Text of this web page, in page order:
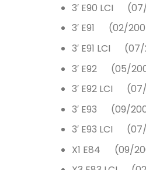
3′ E90 LCI
3′ E91 (02/
3′ E91 LCI
3′ E92 (05/
3′ E92 LCI
3′ E93 (09/
3′ E93 LCI
X1 E84 (09/